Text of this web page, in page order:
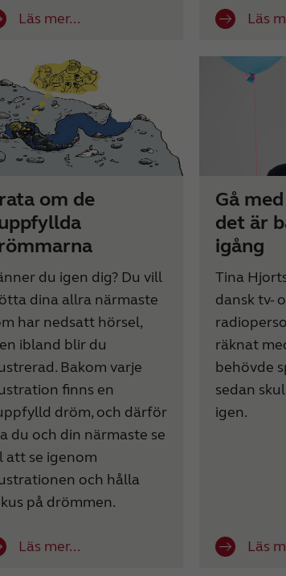
Läs mer... Läs
om de
du igen dig? Du vill
dina allra närmaste
har nedsatt hörsel,
ibland blir du
Bakom varje
finns en
dröm, och därför
du och din närmaste se
att se igenom
och hålla
på drömmen.
Läs mer...
Gå
det är
igång
Tina
dansk tv-
räknat
behövde
sedan
igen.
Läs